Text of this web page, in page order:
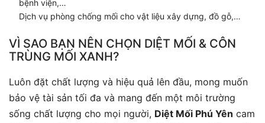
bệnh viện,…
Dịch vụ phòng chống mối cho vật liệu xây dựng, đồ gỗ,…
VÌ SAO BẠN NÊN CHỌN DIỆT MỐI & CÔN
TRÙNG MỐI XANH?
Luôn đặt chất lượng và hiệu quả lên đầu, mong muốn
bảo vệ tài sản tối đa và mang đến một môi trường
sống chất lượng cho mọi người, Diệt Mối Phú Yên cam